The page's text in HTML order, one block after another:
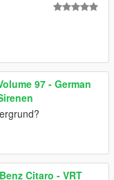
97 - German
Citaro - VRT